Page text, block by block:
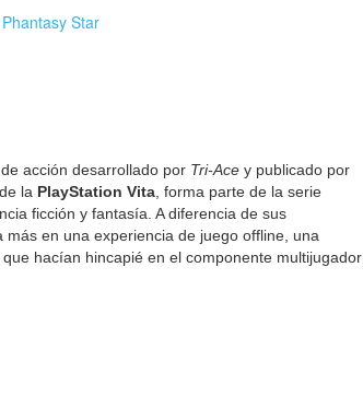
Star
acción desarrollado por Tri-Ace y publicado por
la PlayStation Vita , forma parte de la serie
ficción y fantasía. A diferencia de sus
más en una experiencia de juego offline, una
hacían hincapié en el componente multijugador